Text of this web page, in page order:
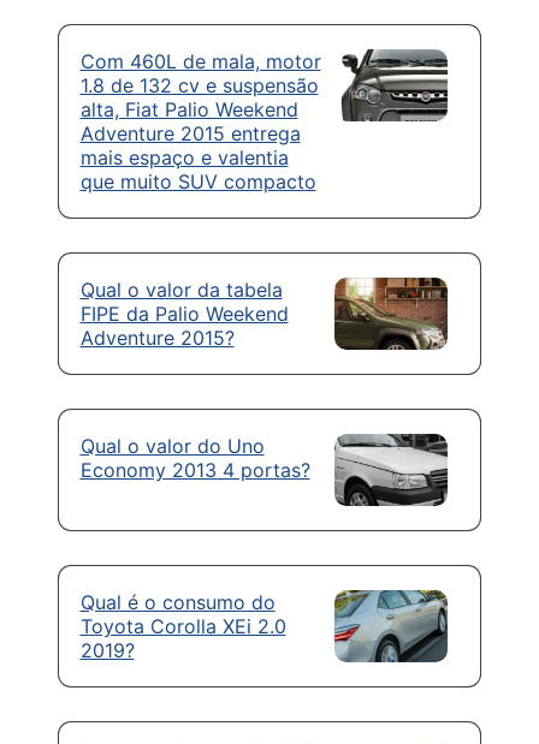
Com 460L de mala, motor
1.8 de 132 cv e suspensão
alta, Fiat Palio Weekend
Adventure 2015 entrega
mais espaço e valentia
que muito SUV compacto
Qual o valor da tabela
FIPE da Palio Weekend
Adventure 2015?
Qual o valor do Uno
Economy 2013 4 portas?
Qual é o consumo do
Toyota Corolla XEi 2.0
2019?